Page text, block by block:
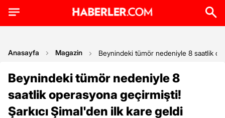
Anasayfa Magazin Beynindeki tümör nedeniyle 8 saatlik
Beynindeki tümör nedeniyle 8
saatlik operasyona geçirmişti!
Şarkıcı Şimal'den ilk kare geldi